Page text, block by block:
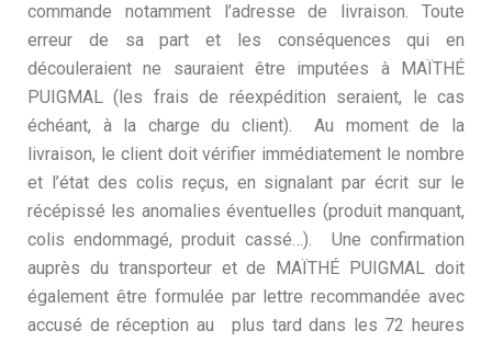
commande notamment l’adresse de livraison. Toute
erreur de sa part et les conséquences qui en
découleraient ne sauraient être imputées à MAÏTHÉ
PUIGMAL (les frais de réexpédition seraient, le cas
échéant, à la charge du client). Au moment de la
livraison, le client doit vérifier immédiatement le nombre
et l’état des colis reçus, en signalant par écrit sur le
récépissé les anomalies éventuelles (produit manquant,
colis endommagé, produit cassé…). Une confirmation
auprès du transporteur et de MAÏTHÉ PUIGMAL doit
également être formulée par lettre recommandée avec
accusé de réception au plus tard dans les 72 heures